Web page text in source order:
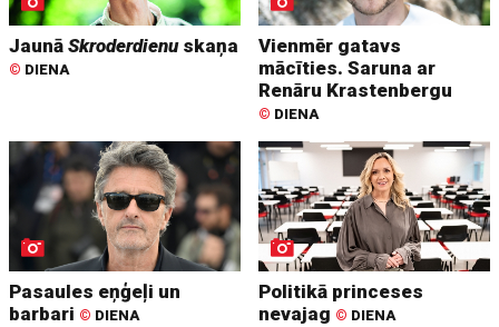
JaunāSkroderdienuskaņa
© DIENA
Vienmēr gatavs
mācīties. Saruna ar
Renāru Krastenbergu
© DIENA
Pasaules eņģeļi un
barbari © DIENA
Politikā princeses
nevajag © DIENA